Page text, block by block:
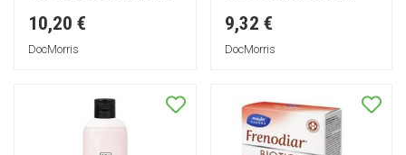
10,20 €
DocMorris
9,32 €
DocMorris